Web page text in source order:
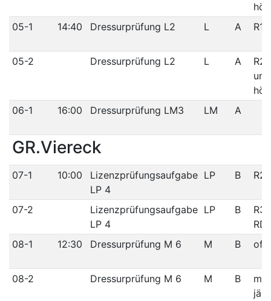
05-1
14:40 Dressurprüfung L2 L A R1/
05-2 Dressurprüfung L2 L A
und
06-1
16:00 Dressurprüfung LM3 LM A
GR.Viereck
07-1 10:00
Lizenzprüfungsaufgabe
LP 4
LP B
07-2
Lizenzprüfungsaufgabe
LP 4
LP B
08-1
12:30 Dressurprüfung M 6 M B
08-2 Dressurprüfung M 6 M B